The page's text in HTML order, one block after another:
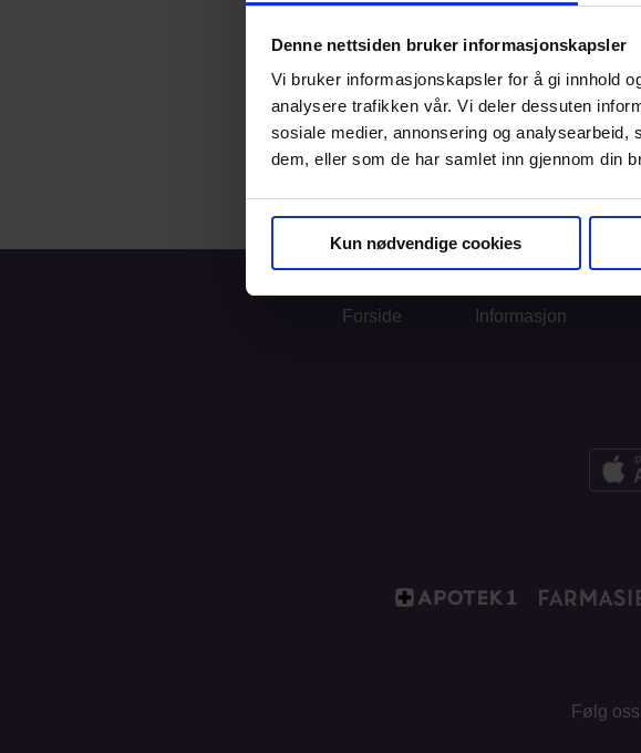
Denne nettsiden bruker informasjonskapsler
Vi bruker informasjonskapsler for å gi innhold
analysere trafikken vår. Vi deler dessuten
sosiale medier, annonsering og
dem, eller som de har samlet inn gjennom din
Kun nødvendige cookies
Potens- og
Problemer med
Nettlegevakt kan tilby
Til forsiden
Forside Informasjon
Følg